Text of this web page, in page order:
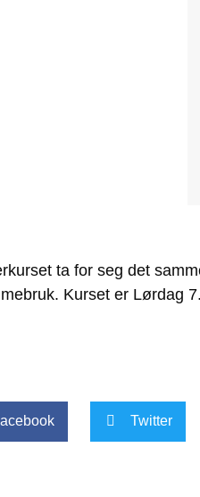
ta for seg det
Kurset er Lørdag
Twitter